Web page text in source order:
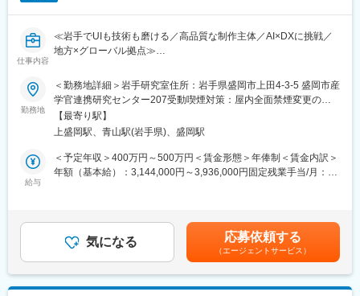
変更の範囲：会社の定める業務
■ディレクションを武器に市場価値を高める：
コード品質の統一、WBSによる進行、改善提案まで主体的に担え
るため「作業者で終わる不満」から脱却。上流経験を積み、スペ
シャリスト／リード／ディレクターの多彩な道を選べます。
■岩手からグローバルに学べる環境：
岩手大学構内の研究拠点で先端技術と高品質クリエイティブを育
み、海外拠点とも連携して知見を吸収できる成長環境です。
[coosy.co.jp]
■当社について：
当社は東京・岩手・ロンドン・ミャンマーに拠点を持つAI×Web制
つ、海外拠点と連携して多言語対応や開発効率の向上を実現。実
績は岩手銀行、日本郵便、freee、丹青社など多様な大手案件に及
び、企画から運用改善まで伴走する成果志向が当社の優位性で
す。
仕事内容
≪岩手でUIも技術も磨ける／高品質な制作主体／AI×DXに挑戦／
地方×グローバル拠点≫
・大手との直取引＆新規Webサービス立ち上げなど多彩な案件で
UI／UX開発
・年間休日120日以上、平均残業15時間でプライベート充実
・岩手大学との産学連携＆ミャンマー・ロンドン拠点との協働
で、地方でグローバル経験
当社では、Webサイトやアプリのコーディングを中心に、CMS構
■職務内容：
・Webサイトの立ち上げ・リニューアル・運用におけるコーディ
勤務地
＜勤務地詳細＞岩手研究室住所：岩手県盛岡市上田4-3-5 盛岡市産
学官連携研究センター207受動喫煙対策：屋内全面禁煙変更の範
囲：会社の定める事業所（リモートワーク含む）
【最寄り駅】
上盛岡駅、青山駅(岩手県)、盛岡駅
給与
＜予定年収＞400万円～500万円＜賃金形態＞年俸制＜賃金内訳＞
年額（基本給）：3,144,000円～3,936,000円固定残業手当/月：
補足＞■昇給：年1～2回（4月・10月）■賞与：実績賞与（9月／業
績による）賃金はあくまでも目安の金額であり、選考を通じて上
下する可能性があります。月給(月額)は固定手当を含めた表記で
す。
気になる 応募依頼する
（エージェントサービス）